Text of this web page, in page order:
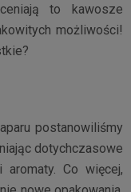
to kawosze
możliwości!
postanowiliśmy
dotychczasowe
Co więcej,